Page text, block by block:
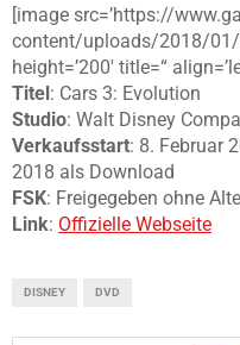
[image src=’https://
content/uploads/2018/01/
height=’200′ title=“
Titel: Cars 3: Evolution
Studio: Walt Disney
Verkaufsstart: 8. Februar
2018 als Download
FSK: Freigegeben ohne
Link: Offizielle Webseite
DISNEY DVD